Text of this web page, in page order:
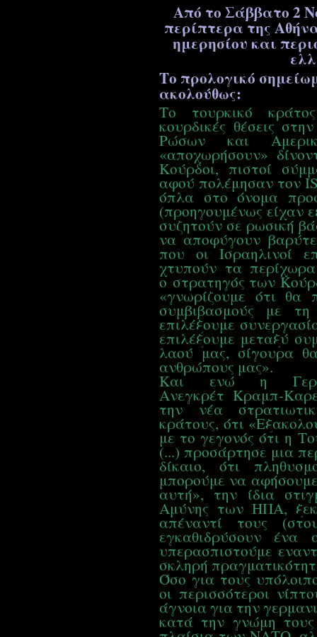
Από το Σάββατο 2
περίπτερα της
ημερησίου και
Το προλογικό
ακολούθως:
Το τουρκικό
κουρδικές θέσεις
Ρώσων και
«αποχωρήσουν»
Κούρδοι, πιστοί
αφού πολέμησαν τον
όπλα στο όνομα
(προηγουμένως είχαν
συζητούν σε ρωσική
να αποφύγουν
που οι Ισραηλινοί
χτυπούν τα
ο στρατηγός των
«γνωρίζουμε ότι θα
συμβιβασμούς με
επιλέξουμε
επιλέξουμε μεταξύ
λαού μας, σίγουρα
ανθρώπους μας».
Και ενώ η
Ανεγκρέτ Κραμπ-
την νέα
κράτους, ότι
με το γεγονός ότι η
(...) προσάρτησε μια
δίκαιο, ότι
μπορούμε να
αυτή», την ίδια
Αμύνης των ΗΠΑ,
απέναντί τους
εγκαθιδρύσουν
υπερασπιστούμε
σκληρή
Όσο για τους
οι περισσότεροι
άγνοια για την
κατά την γνώμη